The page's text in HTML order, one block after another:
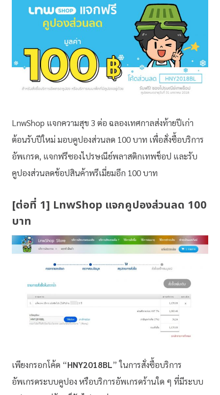
LnwShop แจกความสุข 3 ต่อ ฉลองเทศกาลส่งท้ายปีเก่า
ต้อนรับปีใหม่ มอบคูปองส่วนลด 100 บาท เพื่อสั่งซื้อบริการ
อัพเกรด, แจกฟรีซองไปรษณีย์พลาสติกเทพช็อป และรับ
คูปองส่วนลดช้อปสินค้าพรีเมี่ยมอีก 100 บาท
[ต่อที่ 1] LnwShop แจกคูปองส่วนลด 100
บาท
เพียงกรอกโค้ด “HNY2018BL” ในการสั่งซื้อบริการ
อัพเกรดระบบคูปอง หรือบริการอัพเกรดร้านใด ๆ ที่มีระบบ